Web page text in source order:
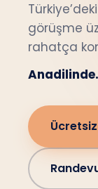
görüşme
rahatça